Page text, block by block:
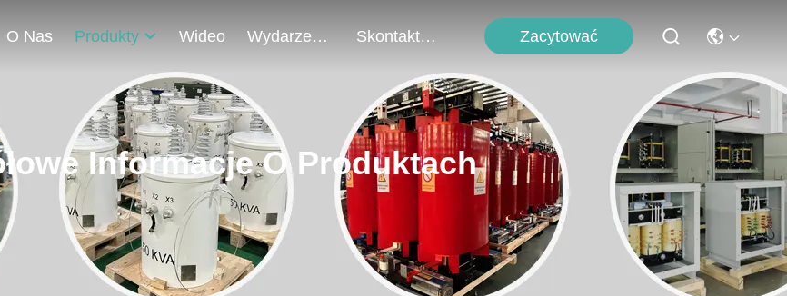
O Nas Produkty Wideo Wydarzenia Skontaktuj Się Z Nami Zacytować
Informacje O Produktach